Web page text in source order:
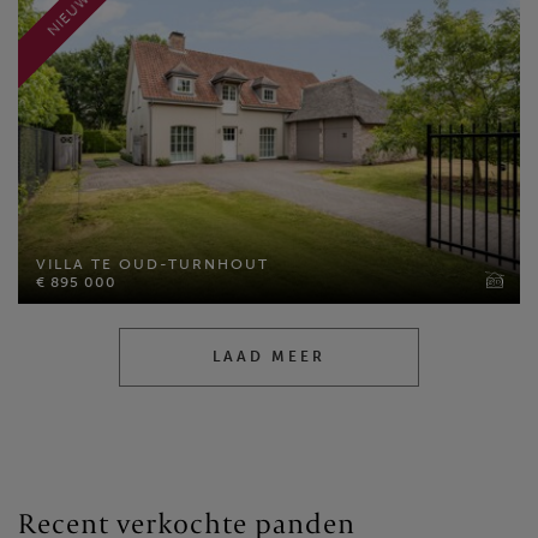
VILLA TE OUD-TURNHOUT
€ 895 000
NIEUW
VILLA TE OUD-TURNHOUT
€ 895 000
MEER INFO
LAAD MEER
Recent verkochte panden